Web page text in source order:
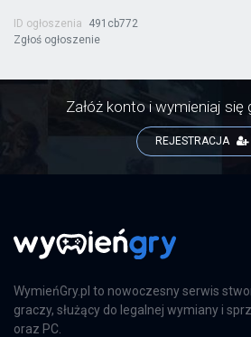
Far Cry 6: Ultimate
Far Cry 6: Limited
ID ogłoszenia
491cb772
Zgłoś ogłoszenie
Załóż konto i wymieniaj się
REJESTRACJA
WymieńGry.pl to nowoczesny serwis
graczy, służący do legalnej wymiany i
oraz PC.